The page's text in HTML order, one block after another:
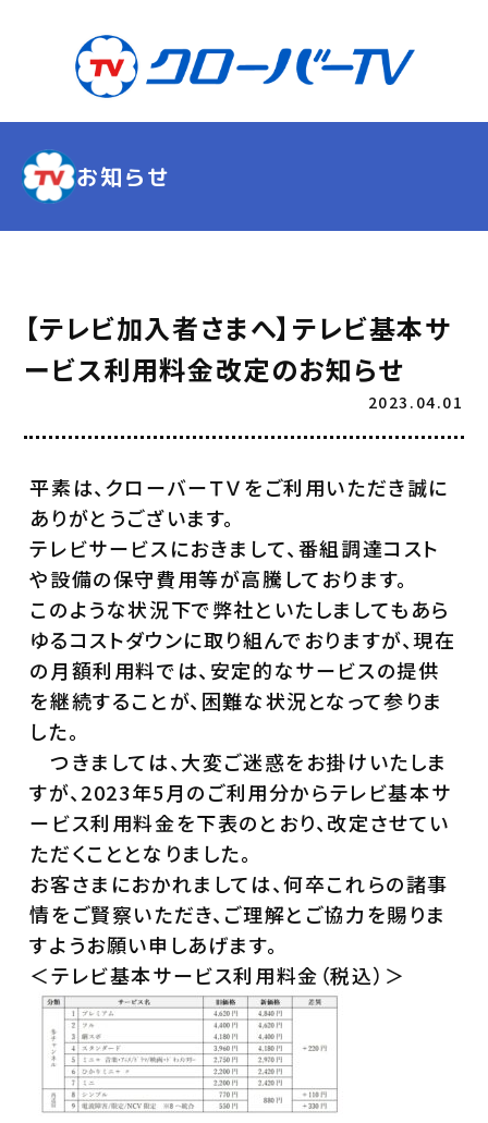
お知らせ
【テレビ加入者さまへ】テレビ基本サ
ービス利用料金改定のお知らせ
2023.04.01
平素は、クローバーＴＶをご利用いただき誠に
ありがとうございます。
テレビサービスにおきまして、番組調達コスト
や設備の保守費用等が高騰しております。
このような状況下で弊社といたしましてもあら
ゆるコストダウンに取り組んでおりますが、現在
の月額利用料では、安定的なサービスの提供
を継続することが、困難な状況となって参りま
した。
つきましては、大変ご迷惑をお掛けいたしま
すが、2023年5月のご利用分からテレビ基本サ
ービス利用料金を下表のとおり、改定させてい
ただくこととなりました。
お客さまにおかれましては、何卒これらの諸事
情をご賢察いただき、ご理解とご協力を賜りま
すようお願い申しあげます。
＜テレビ基本サービス利用料金（税込）＞